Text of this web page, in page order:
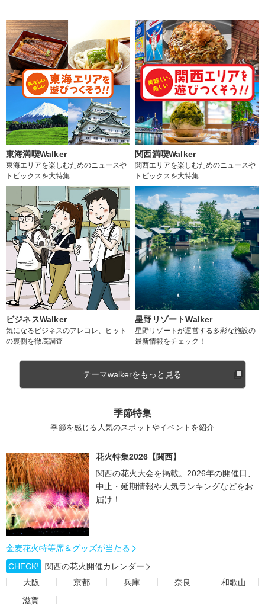
東海満喫Walker
東海エリアを楽しむためのニュースや
トピックスを大特集
関西満喫Walker
関西エリアを楽しむためのニュースや
トピックスを大特集
ビジネスWalker
気になるビジネスのアレコレ、ヒット
の裏側を徹底調査
星野リゾートWalker
星野リゾートが運営する多彩な施設の
最新情報をチェック！
テーマwalkerをもっと見る
季節特集
季節を感じる人気のスポットやイベントを紹介
花火特集2026【関西】
関西の花火大会を掲載。2026年の開催日、
中止・延期情報や人気ランキングなどをお
届け！
金麦花火特等席＆グッズが当たる
CHECK!
関西の花火開催カレンダー
大阪
京都 兵庫 奈良
和歌山
滋賀